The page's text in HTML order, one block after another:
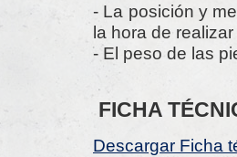
- La posición y
la hora de
- El peso de las
FICHA
Descargar Ficha